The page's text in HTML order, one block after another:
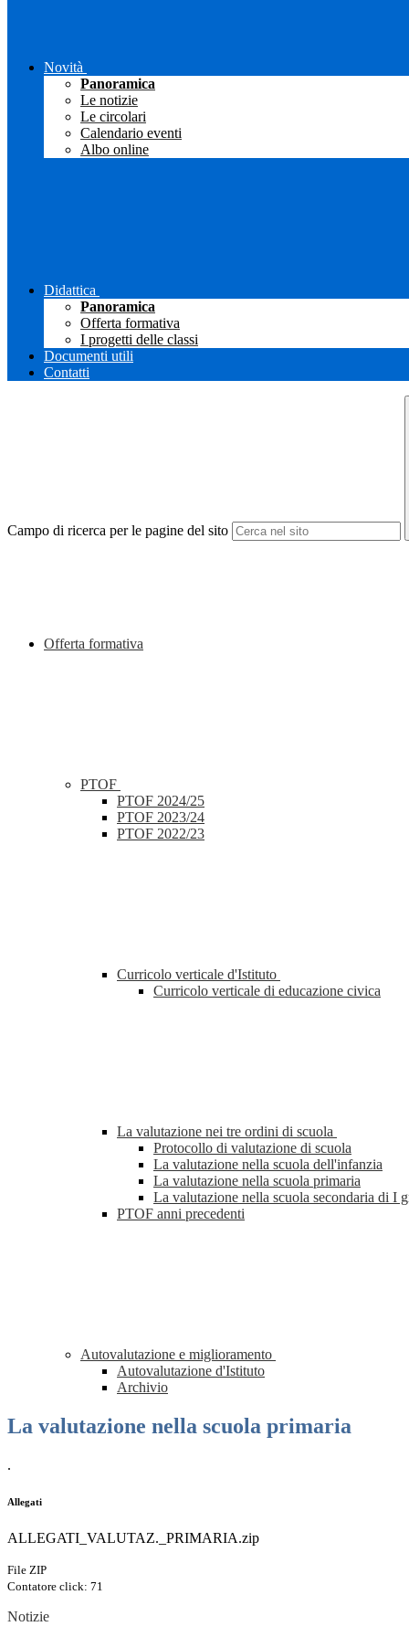
Novità
Panoramica
Le notizie
Le circolari
Calendario eventi
Albo online
Didattica
Panoramica
Offerta formativa
I progetti delle classi
Documenti utili
Contatti
Campo di ricerca per le pagine del sito
Offerta formativa
PTOF
PTOF 2024/25
PTOF 2023/24
PTOF 2022/23
Curricolo verticale d'Istituto
Curricolo verticale di educazione civica
La valutazione nei tre ordini di scuola
Protocollo di valutazione di scuola
La valutazione nella scuola dell'infanzia
La valutazione nella scuola primaria
La valutazione nella scuola secondaria di I
PTOF anni precedenti
Autovalutazione e miglioramento
Autovalutazione d'Istituto
Archivio
La valutazione nella scuola primaria
.
Allegati
ALLEGATI_VALUTAZ._PRIMARIA.zip
File ZIP
Contatore click: 71
Notizie